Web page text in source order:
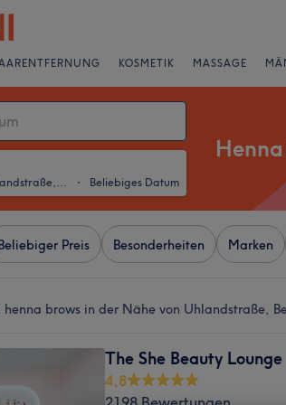
KOSMETIK MASSAGE
in der Nähe von Uhlandstraße, Berlin ・ Beliebiges Datum
Preis Besonderheiten Marken
henna brows in der Nähe von Uhlandstraße,
The She Beauty Lounge
4,8